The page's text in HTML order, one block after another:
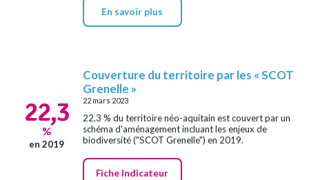
En savoir plus
22,3
%
en 2019
Couverture du territoire par les « SCOT
Grenelle »
22 mars 2023
22,3 % du territoire néo-aquitain est couvert par un
schéma d'aménagement incluant les enjeux de
biodiversité ("SCOT Grenelle") en 2019.
Fiche Indicateur